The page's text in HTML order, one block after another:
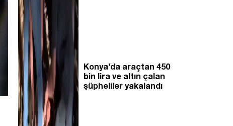
Konya’da araçtan 450
bin lira ve altın çalan
şüpheliler yakalandı